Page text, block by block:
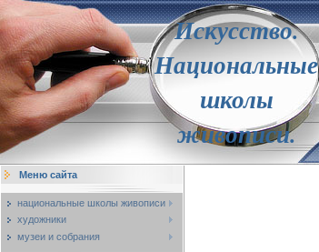
Искусство.
Национальные
школы
живописи.
Меню сайта
национальные школы живописи
художники
музеи и собрания